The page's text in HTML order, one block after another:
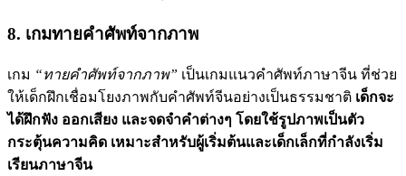
8. เกมทายคำศัพท์จากภาพ
เกม “ทายคำศัพท์จากภาพ” เป็นเกมแนวคำศัพท์ภาษาจีน ที่ช่วย
ให้เด็กฝึกเชื่อมโยงภาพกับคำศัพท์จีนอย่างเป็นธรรมชาติ เด็กจะ
ได้ฝึกฟัง ออกเสียง และจดจำคำต่างๆ โดยใช้รูปภาพเป็นตัว
กระตุ้นความคิด เหมาะสำหรับผู้เริ่มต้นและเด็กเล็กที่กำลังเริ่ม
เรียนภาษาจีน